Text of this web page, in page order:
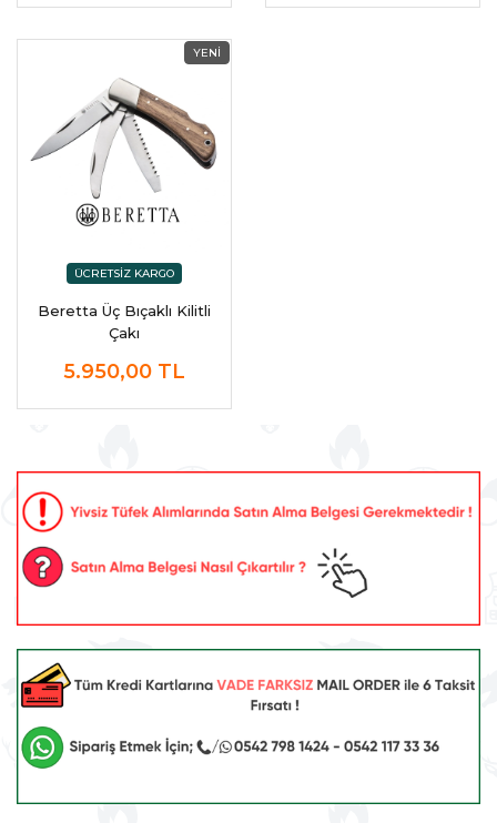
Beretta Üç Bıçaklı Kilitli
Çakı
5.950,00 TL